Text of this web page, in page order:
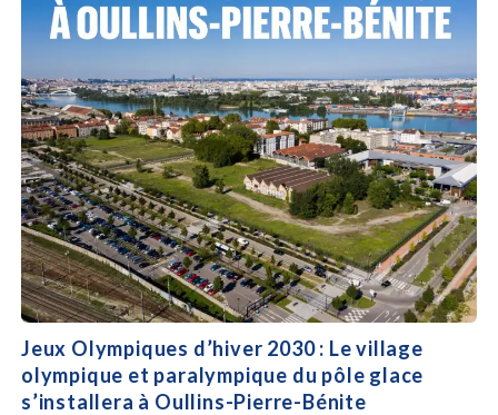
Jeux Olympiques d’hiver 2030 : Le village
olympique et paralympique du pôle glace
s’installera à Oullins-Pierre-Bénite